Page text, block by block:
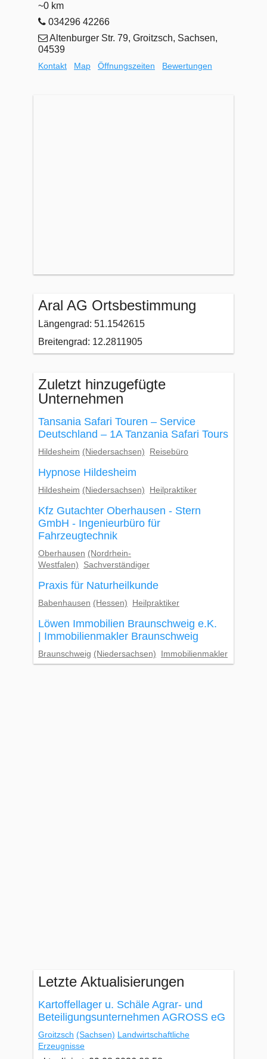
~0 km
034296 42266
Altenburger Str. 79, Groitzsch, Sachsen,
04539
Kontakt Map Öffnungszeiten Bewertungen
Aral AG Ortsbestimmung
Längengrad: 51.1542615
Breitengrad: 12.2811905
Zuletzt hinzugefügte
Unternehmen
Tansania Safari Touren – Service
Deutschland – 1A Tanzania Safari Tours
Hildesheim (Niedersachsen) Reisebüro
Hypnose Hildesheim
Hildesheim (Niedersachsen) Heilpraktiker
Kfz Gutachter Oberhausen - Stern
GmbH - Ingenieurbüro für
Fahrzeugtechnik
Oberhausen (Nordrhein-
Westfalen)
Sachverständiger
Praxis für Naturheilkunde
Babenhausen (Hessen) Heilpraktiker
Löwen Immobilien Braunschweig e.K.
| Immobilienmakler Braunschweig
Braunschweig (Niedersachsen) Immobilienmakler
Letzte Aktualisierungen
Kartoffellager u. Schäle Agrar- und
Beteiligungsunternehmen AGROSS eG
Groitzsch (Sachsen) Landwirtschaftliche
Erzeugnisse